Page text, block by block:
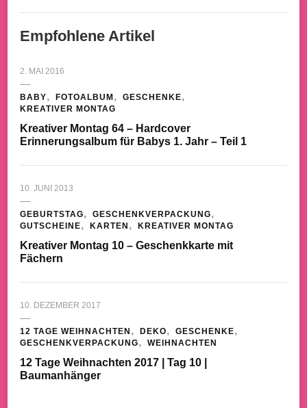
Empfohlene Artikel
2. MAI 2016
BABY FOTOALBUM
GESCHENKE
KREATIVER MONTAG
Kreativer Montag 64 – Hardcover
Erinnerungsalbum für Babys 1. Jahr – Teil 1
10. JUNI 2013
GEBURTSTAG
GESCHENKVERPACKUNG
GUTSCHEINE
KARTEN KREATIVER MONTAG
Kreativer Montag 10 – Geschenkkarte mit
Fächern
10. DEZEMBER 2017
12 TAGE WEIHNACHTEN DEKO
GESCHENKE
GESCHENKVERPACKUNG
WEIHNACHTEN
12 Tage Weihnachten 2017 | Tag 10 |
Baumanhänger